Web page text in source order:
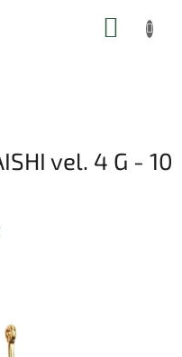
vel. 4 G - 10